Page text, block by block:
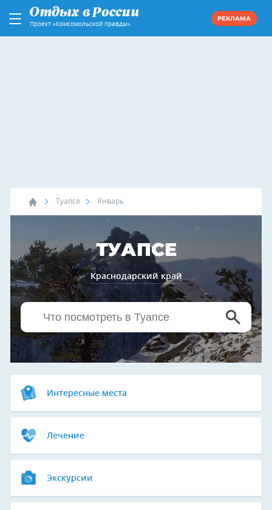
Проект «Комсомольской правды»
РЕКЛАМА
Туапсе Январь
ТУАПСЕ
Краснодарский край
Интересные места
Лечение
Экскурсии